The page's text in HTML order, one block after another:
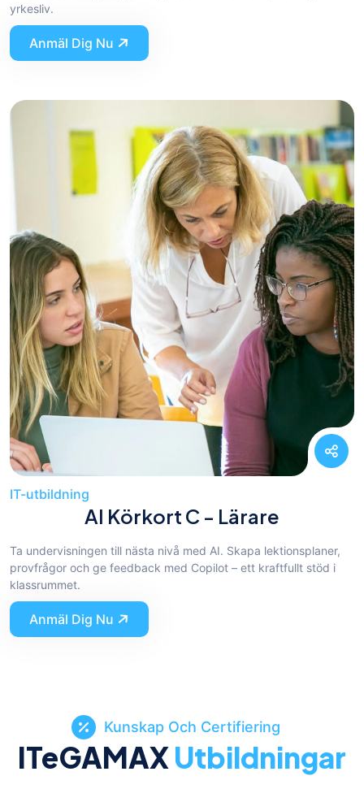
yrkesliv.
Anmäl Dig Nu
IT-utbildning
AI Körkort C - Lärare
Ta undervisningen till nästa nivå med AI. Skapa lektionsplaner,
provfrågor och ge feedback med Copilot – ett kraftfullt stöd i
klassrummet.
Anmäl Dig Nu
Kunskap Och Certifiering
ITeGAMAXUtbildningar